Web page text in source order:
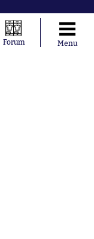
Forum Menu